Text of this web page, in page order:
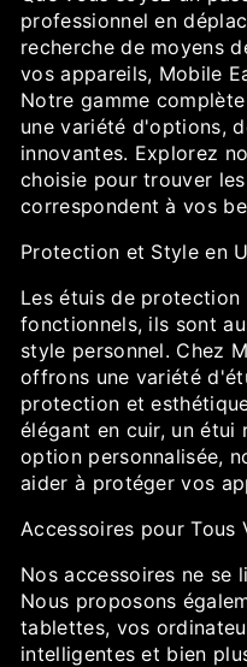
professionnel en
recherche de moyens
vos appareils, Mobile
Notre gamme
une variété d'options,
innovantes. Explorez
choisie pour trouver
correspondent à vos
Protection et Style en
Les étuis de protection
fonctionnels, ils sont
style personnel. Chez
offrons une variété
protection et
élégant en cuir, un étui
option personnalisée,
aider à protéger vos
Accessoires pour Tous
Nos accessoires ne se
Nous proposons
tablettes, vos
intelligentes et bien